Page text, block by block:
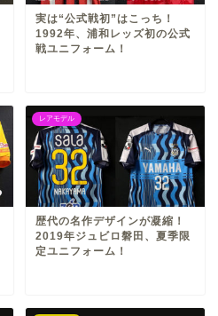
実は“公式戦初”はこっち！
1992年、浦和レッズ初の公式
戦ユニフォーム！
レアモデル
歴代の名作デザインが凝縮！
2019年ジュビロ磐田、夏季限
定ユニフォーム！